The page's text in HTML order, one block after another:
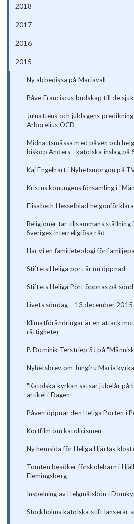
2018
2017
2016
2015
Ny abbedissa på Mariavall
Påve Franciscus budskap till de
Julnattens och juldagens
Arborelius OCD
Midnattsmässa med påven och
biskop Anders - katolska inslag på
Kaj Engelhart i Nyhetsmorgon på
Kristus konungens församling i
Elisabeth Hesselblad
Religioner tar tillsammans
Sveriges interreligiösa råd
Har vi en familjeteologi för
Stiftets Heliga port är nu öppnad
Stiftets Heliga Port öppnas på
Livets söndag – 13 december 2015
Klimatförändringar är en attack
rättigheter
P. Dominik Terstriep SJ på
Nyhetsbrev om Jungfru Maria
"Katolska kyrkan satsar jubelår på
artikel i Dagen
Påven öppnar den Heliga Porten i
Kortfilm om katolicismen
Ny hemsida för Heliga Hjärtas
Tomten besöker förskolebarn i
Flemingsberg
Inspelning av Helgmålsbön i
Stockholms katolska stift lanserar